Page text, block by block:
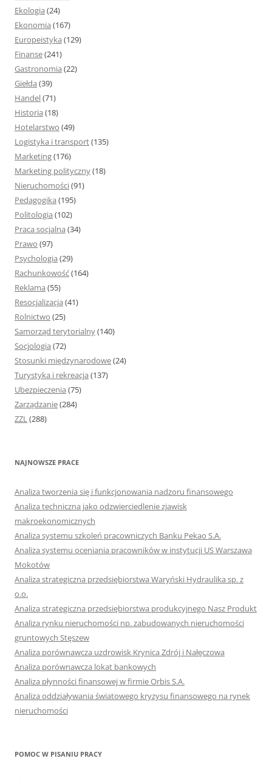
Ekologia (24)
Ekonomia (167)
Europeistyka (129)
Finanse(241)
Gastronomia (22)
Giełda (39)
Handel(71)
Historia (18)
Hotelarstwo (49)
Logistyka i transport(135)
Marketing(176)
Marketing polityczny(18)
Nieruchomości(91)
Pedagogika (195)
Politologia (102)
Praca socjalna (34)
Prawo (97)
Psychologia (29)
Rachunkowość(164)
Reklama (55)
Resocjalizacja (41)
Rolnictwo (25)
Samorząd terytorialny(140)
Socjologia (72)
Stosunki międzynarodowe(24)
Turystyka i rekreacja (137)
Ubezpieczenia (75)
Zarządzanie(284)
ZZL(288)
NAJNOWSZE PRACE
Analiza tworzenia się i funkcjonowania nadzoru finansowego
Analiza techniczna jako odzwierciedlenie zjawisk
makroekonomicznych
Analiza systemu szkoleń pracowniczych Banku Pekao S.A.
Analiza systemu oceniania pracowników w instytucji US Warszawa
Mokotów
Analiza strategiczna przedsiębiorstwa Waryński Hydraulika sp. z
o.o.
Analiza strategiczna przedsiębiorstwa produkcyjnego Nasz Produkt
Analiza rynku nieruchomości np. zabudowanych nieruchomości
gruntowych Stęszew
Analiza porównawcza uzdrowisk Krynica Zdrój i Nałęczowa
Analiza porównawcza lokat bankowych
Analiza płynności finansowej w firmie Orbis S.A.
Analiza oddziaływania światowego kryzysu finansowego na rynek
nieruchomości
POMOC W PISANIU PRACY